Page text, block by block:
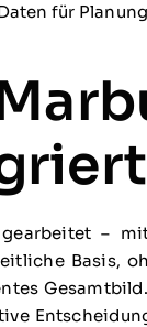
für
–
Basis,